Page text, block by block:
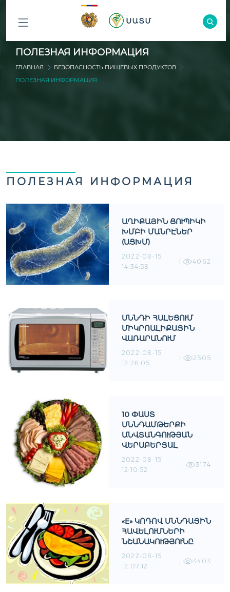
ԲՈԼՈՐ
ԲԱԺԻՆՆԵՐԸ
ПОЛЕЗНАЯ ИНФОРМАЦИЯ
ГЛАВНАЯ
БЕЗОПАСНОСТЬ ПИЩЕВЫХ ПРОДУКТОВ
ПОЛЕЗНАЯ ИНФОРМАЦИЯ
ПОЛЕЗНАЯ ИНФОРМАЦИЯ
ԱՂԻՔԱՅԻՆ ՑՈՒՊԻԿԻ
ԽՄԲԻ ՄԱՆՐԷՆԵՐ
(ԱՑԽՄ)
2022-08-15
14:34:58
4062
ՍՆՆԴԻ ՀԱԼԵՑՈՒՄ
ՄԻԿՐՈԱԼԻՔԱՅԻՆ
ՎԱՌԱՐԱՆՈՒՄ
2022-08-15
12:26:05
2505
10 ՓԱՍՏ
ՍՆՆԴԱՄԹԵՐՔԻ
ԱՆՎՏԱՆԳՈՒԹՅԱՆ
ՎԵՐԱԲԵՐՅԱԼ
2022-08-15
12:10:52
3174
«E» ԿՈԴՈՎ ՍՆՆԴԱՅԻՆ
ՀԱՎԵԼՈՒՄՆԵՐԻ
ՆՇԱՆԱԿՈՒԹՅՈՒՆԸ
2022-08-15
12:07:12
3403